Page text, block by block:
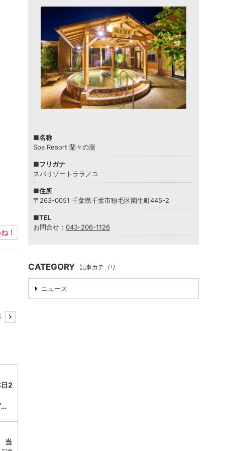
！
2
…
当
■名称
Spa Resort 蘭々の湯
■フリガナ
スパリゾートララノユ
■住所
〒263-0051 千葉県千葉市稲毛区園生町445-2
■TEL
お問合せ： 043-206-1126
CATEGORY 記事カテゴリ
ニュース